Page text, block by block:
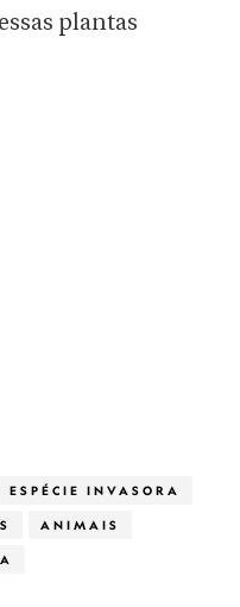
plantas
ESPÉCIE INVASORA
ANIMAIS